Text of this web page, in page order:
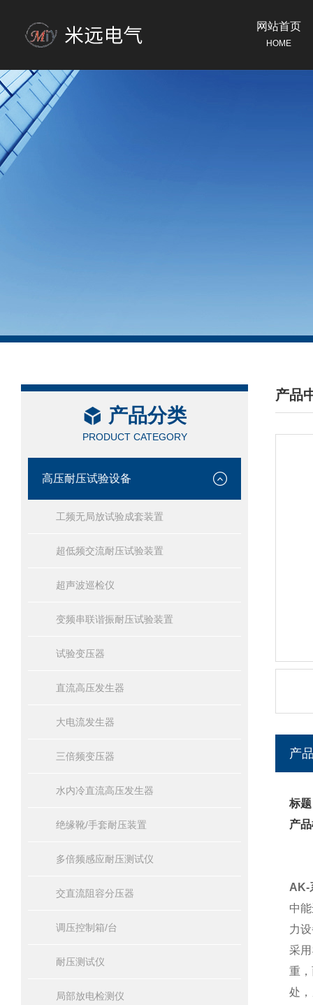
网站首页
HOME
产品分类
PRODUCT CATEGORY
高压耐压试验设备
工频无局放试验成套装置
超低频交流耐压试验装置
超声波巡检仪
变频串联谐振耐压试验装置
试验变压器
直流高压发生器
大电流发生器
三倍频变压器
水内冷直流高压发生器
绝缘靴/手套耐压装置
多倍频感应耐压测试仪
交直流阻容分压器
调压控制箱/台
耐压测试仪
局部放电检测仪
产品
/
产
标
产
AK-
中
力
采
重
处